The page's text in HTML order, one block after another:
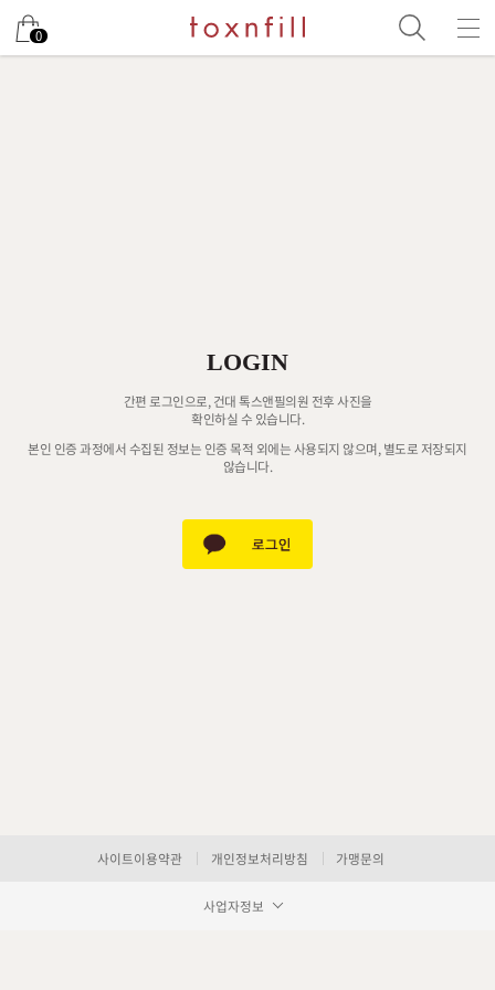
0
LOGIN
간편 로그인으로, 건대 톡스앤필의원 전후 사진을
확인하실 수 있습니다.
본인 인증 과정에서 수집된 정보는 인증 목적 외에는 사용되지 않으며, 별도로 저장되지
않습니다.
사이트이용약관 개인정보처리방침 가맹문의
사업자정보